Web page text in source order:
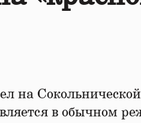
на Сокольнической
в обычном